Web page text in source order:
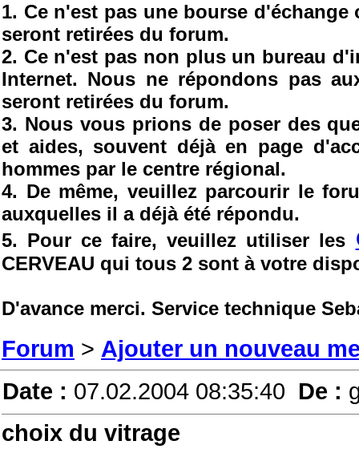
1. Ce n'est pas une bourse
seront retirées du forum.
2. Ce n'est pas non plus un bureau
Internet. Nous ne répondons pas
seront retirées du forum.
3. Nous vous prions de poser des
et aides, souvent déjà en page
hommes par le centre régional.
4. De même, veuillez parcourir le
auxquelles il a déjà été répondu.
5. Pour ce faire, veuillez utiliser les
CERVEAU qui tous 2 sont à votre
D'avance merci. Service technique
Forum > Ajouter un nouveau
Date : 07.02.2004 08:35:40 De :
choix du vitrage